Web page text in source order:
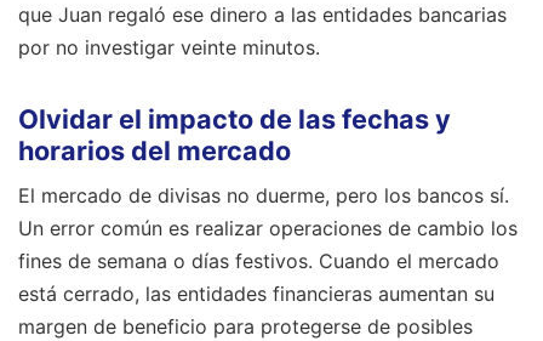
que Juan regaló ese dinero a las entidades bancarias
por no investigar veinte minutos.
Olvidar el impacto de las fechas y
horarios del mercado
El mercado de divisas no duerme, pero los bancos sí.
Un error común es realizar operaciones de cambio los
fines de semana o días festivos. Cuando el mercado
está cerrado, las entidades financieras aumentan su
margen de beneficio para protegerse de posibles